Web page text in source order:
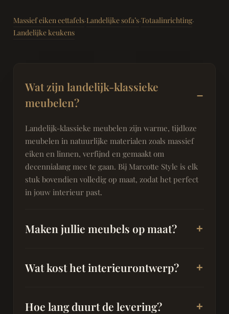
Massief eiken eettafels·Landelijke sofa’s·Totaalinrichting·
Landelijke keukens
Wat zijn landelijk-klassieke
meubelen?
Landelijk-klassieke meubelen zijn warme, tijdloze
meubelen in natuurlijke materialen zoals massief
eiken en linnen, verfijnd en gemaakt om
decennialang mee te gaan. Bij Marcotte Style is elk
stuk bovendien volledig op maat, zodat het perfect
in jouw interieur past.
Maken jullie meubels op maat?
Wat kost het interieurontwerp?
Hoe lang duurt de levering?